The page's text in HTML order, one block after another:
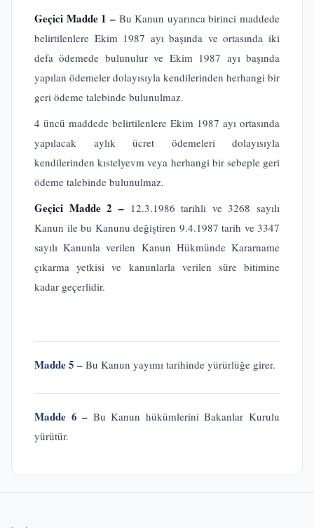
Geçici Madde 1 – Bu Kanun uyarınca birinci maddede
belirtilenlere Ekim 1987 ayı başında ve ortasında iki
defa ödemede bulunulur ve Ekim 1987 ayı başında
yapılan ödemeler dolayısıyla kendilerinden herhangi bir
geri ödeme talebinde bulunulmaz.
4 üncü maddede belirtilenlere Ekim 1987 ayı ortasında
yapılacak aylık ücret ödemeleri dolayısıyla
kendilerinden kıstelyevm veya herhangi bir sebeple geri
ödeme talebinde bulunulmaz.
Geçici Madde 2 – 12.3.1986 tarihli ve 3268 sayılı
Kanun ile bu Kanunu değiştiren 9.4.1987 tarih ve 3347
sayılı Kanunla verilen Kanun Hükmünde Kararname
çıkarma yetkisi ve kanunlarla verilen süre bitimine
kadar geçerlidir.
Madde 5 – Bu Kanun yayımı tarihinde yürürlüğe girer.
Madde 6 – Bu Kanun hükümlerini Bakanlar Kurulu
yürütür.